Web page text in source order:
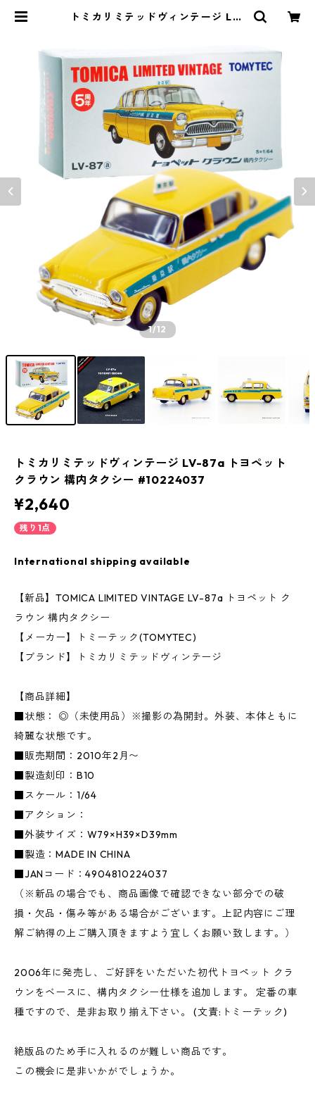
トミカリミテッドヴィンテージ LV-
1/12
トミカリミテッドヴィンテージ LV-87a トヨペット
クラウン 構内タクシー #10224037
¥2,640
残り1点
International shipping available
【新品】TOMICA LIMITED VINTAGE LV-87a トヨペット ク
ラウン 構内タクシー
【メーカー】トミーテック(TOMYTEC)
【ブランド】トミカリミテッドヴィンテージ
【商品詳細】
■状態： ◎（未使用品）※撮影の為開封。外装、本体ともに
綺麗な状態です。
■販売期間：2010年2月〜
■製造刻印：B10
■スケール：1/64
■アクション：
■外装サイズ：W79×H39×D39mm
■製造：MADE IN CHINA
■JANコード：4904810224037
（※新品の場合でも、商品画像で確認できない部分での破
損・欠品・傷み等がある場合がございます。上記内容にご理
解ご納得の上ご購入頂きますよう宜しくお願い致します。）
2006年に発売し、ご好評をいただいた初代トヨペット クラ
ウンをベースに、構内タクシー仕様を追加します。 定番の車
種ですので、是非お取り揃え下さい。 (文責:トミーテック)
絶版品のため手に入れるのが難しい商品です。
この機会に是非いかがでしょうか。